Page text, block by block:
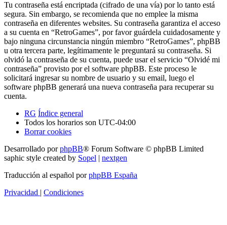
Tu contraseña está encriptada (cifrado de una vía) por lo tanto está
segura. Sin embargo, se recomienda que no emplee la misma
contraseña en diferentes websites. Su contraseña garantiza el acceso
a su cuenta en “RetroGames”, por favor guárdela cuidadosamente y
bajo ninguna circunstancia ningún miembro “RetroGames”, phpBB
u otra tercera parte, legítimamente le preguntará su contraseña. Si
olvidó la contraseña de su cuenta, puede usar el servicio “Olvidé mi
contraseña” provisto por el software phpBB. Este proceso le
solicitará ingresar su nombre de usuario y su email, luego el
software phpBB generará una nueva contraseña para recuperar su
cuenta.
RG Índice general
Todos los horarios son UTC-04:00
Borrar cookies
Desarrollado porphpBB® Forum Software © phpBB Limited
saphic style created by Sopel | nextgen
Traducción al español porphpBB España
Privacidad | Condiciones